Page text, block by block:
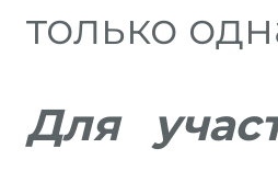
только
Для